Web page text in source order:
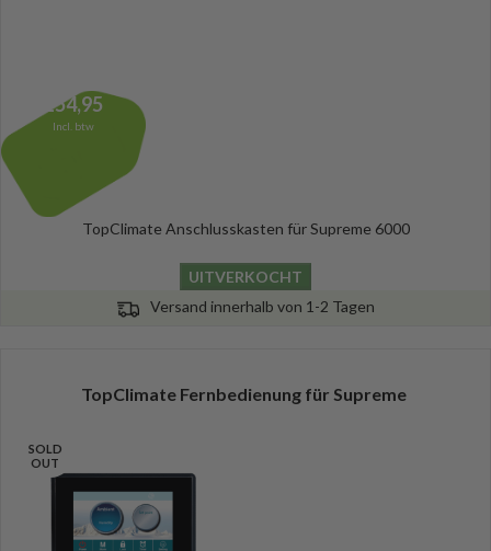
154,95
Incl. btw
TopClimate Anschlusskasten für Supreme 6000
UITVERKOCHT
Versand innerhalb von 1-2 Tagen
TopClimate Fernbedienung für Supreme
SOLD
OUT